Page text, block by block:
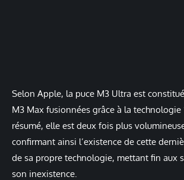
Selon Apple, la puce M3 Ultra est
M3 Max fusionnées grâce à la technologie
résumé, elle est deux fois plus
confirmant ainsi l’existence de cette
de sa propre technologie, mettant fin aux
son inexistence.